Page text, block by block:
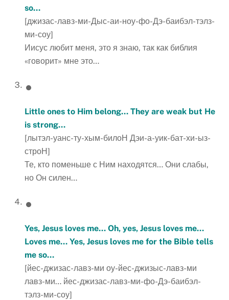
so…
[джизас-лавз-ми-Дыс-аи-ноу-фо-Дэ-баибэл-тэлз-
ми-соу]
Иисус любит меня, это я знаю, так как библия
«говорит» мне это…
Little ones to Him belong… They are weak but He
is strong…
[лытэл-уанс-ту-хым-билоН Дэи-а-уик-бат-хи-ыз-
строН]
Те, кто поменьше с Ним находятся… Они слабы,
но Он силен…
Yes, Jesus loves me… Oh, yes, Jesus loves me…
Loves me… Yes, Jesus loves me for the Bible tells
me so…
[йес-джизас-лавз-ми оу-йес-джизыс-лавз-ми
лавз-ми… йес-джизас-лавз-ми-фо-Дэ-баибэл-
тэлз-ми-соу]